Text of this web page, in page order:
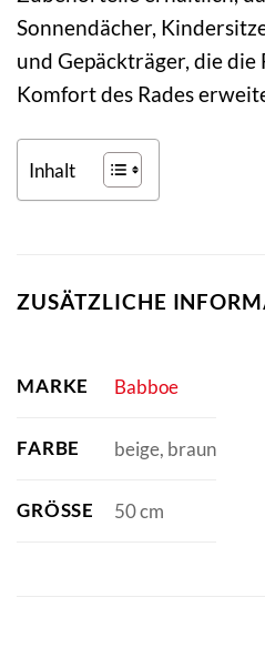
Sonnendächer,
und Gepäckträger, die
Komfort des Rades
Inhalt
ZUSÄTZLICHE
MARKE Babboe
FARBE beige, braun
GRÖSSE 50 cm